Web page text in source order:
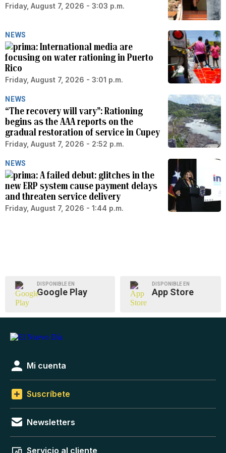
Friday, August 7, 2026 - 3:03 p.m.
NEWS
International media are
focusing on water rationing in Puerto
Rico
Friday, August 7, 2026 - 3:01 p.m.
NEWS
“The recovery will vary”: Rationing
begins as the AAA reports on the
gradual restoration of service in Cupey
Friday, August 7, 2026 - 2:52 p.m.
NEWS
A failed debut: glitches in the
new ERP system cause payment delays
and threaten service delivery
Friday, August 7, 2026 - 1:44 p.m.
DISPONIBLE EN
Google Play
DISPONIBLE EN
App Store
Mi cuenta
Suscríbete
Newsletters
Servicio al cliente